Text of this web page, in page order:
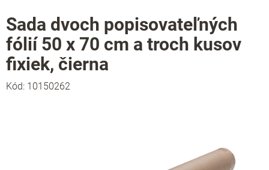
Sada dvoch popisovateľných
fólií 50 x 70 cm a troch kusov
fixiek, čierna
Kód: 10150262